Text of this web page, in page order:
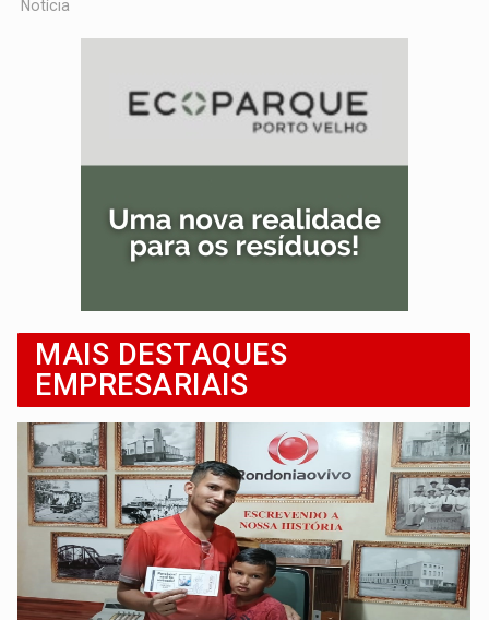
Notícia
MAIS DESTAQUES
EMPRESARIAIS